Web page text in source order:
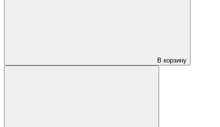
В корзину